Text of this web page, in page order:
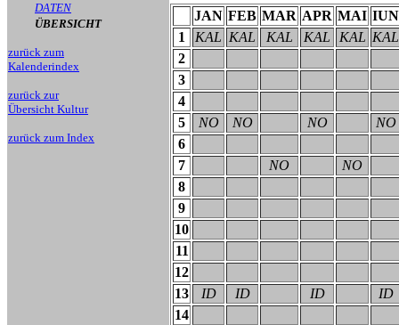
DATEN
ÜBERSICHT
zurück zum
Kalenderindex
zurück zur
Übersicht Kultur
zurück zum Index
JAN FEB MAR APR MAI IUN
1
KAL KAL KAL KAL KAL KAL
2
3
4
5
NO NO NO
NO
6
7
NO
NO
8
9
10
11
12
13
ID ID ID
ID
14